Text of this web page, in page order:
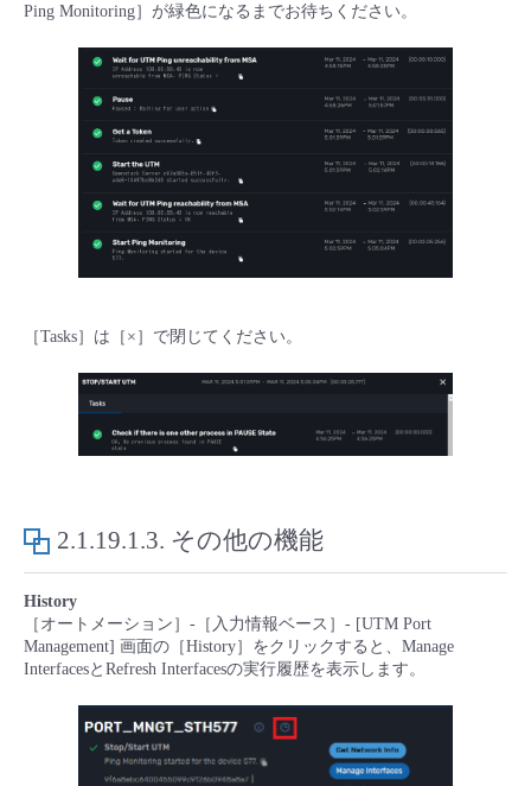
Ping Monitoring］が緑色になるまでお待ちください。
［Tasks］は［×］で閉じてください。
2.1.19.1.3. その他の機能
History
［オートメーション］-［入力情報ベース］- [UTM Port
Management] 画面の［History］をクリックすると、Manage
InterfacesとRefresh Interfacesの実行履歴を表示します。